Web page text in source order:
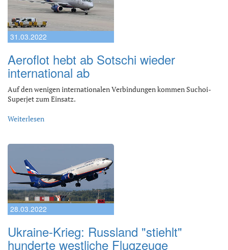
31.03.2022
Aeroflot hebt ab Sotschi wieder
international ab
Auf den wenigen internationalen Verbindungen kommen Suchoi-
Superjet zum Einsatz.
Weiterlesen
28.03.2022
Ukraine-Krieg: Russland "stiehlt"
hunderte westliche Flugzeuge